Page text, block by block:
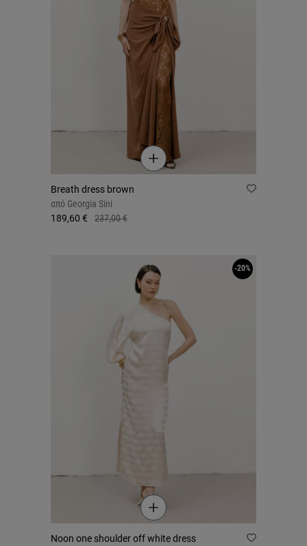
Breath dress brown
από Georgia Sini
189,60 €
237,00 €
Noon one shoulder off white dress
-20%